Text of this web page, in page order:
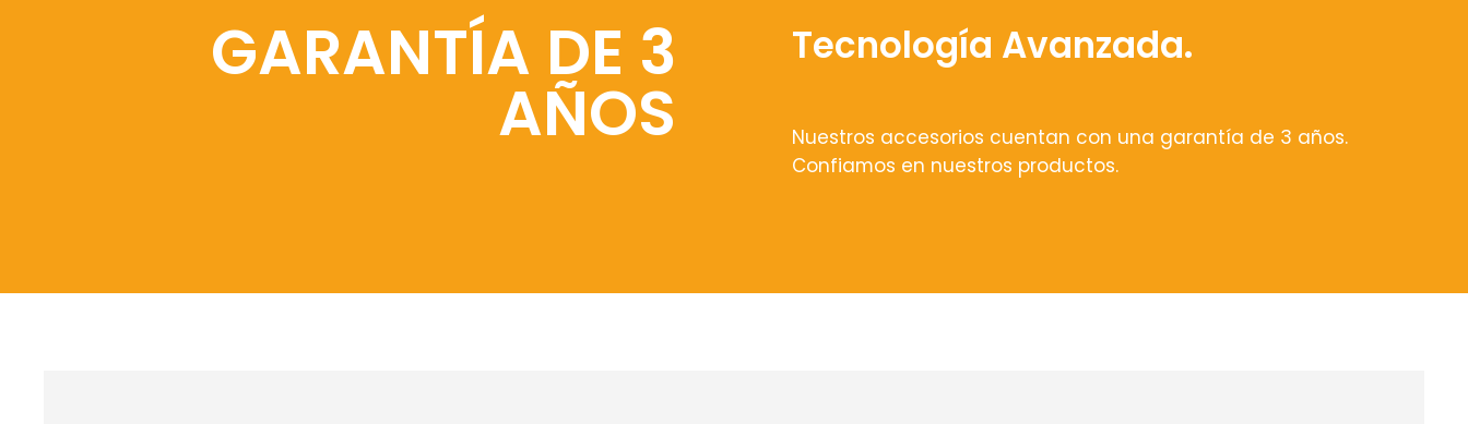
GARANTÍA DE 3
AÑOS
Tecnología Avanzada.
Nuestros accesorios cuentan con una garantía de 3 años.
Confiamos en nuestros productos.